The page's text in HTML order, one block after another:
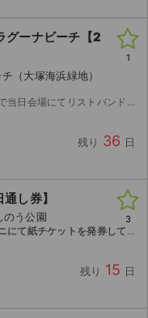
ーナビーチ【2
（大塚海浜緑地）
バンドをお渡しする形になります。
残り 36 日
1
し券】
う公園
発券してみないと分かりませんのでご検討宜しくお願い致します。
残り 15 日
3